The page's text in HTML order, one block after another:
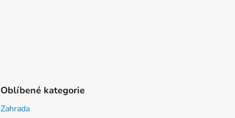
Oblíbené kategorie
Zahrada